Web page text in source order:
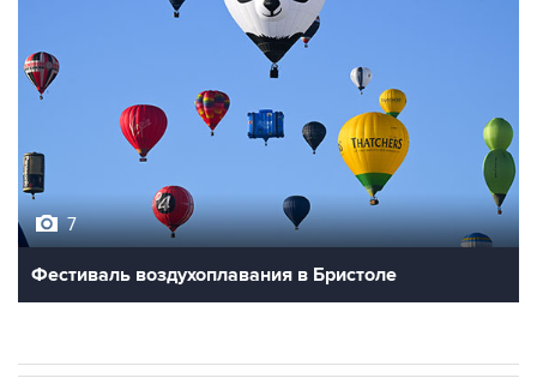
7
Фестиваль воздухоплавания в Бристоле